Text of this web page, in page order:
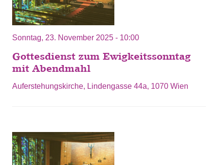
Sonntag, 23. November 2025 - 10:00
Gottesdienst zum Ewigkeitssonntag
mit Abendmahl
Auferstehungskirche, Lindengasse 44a, 1070 Wien